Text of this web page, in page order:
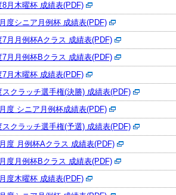
8月木曜杯 成績表(PDF)
度シニア月例杯 成績表(PDF)
7月月例杯Aクラス 成績表(PDF)
7月月例杯Bクラス 成績表(PDF)
7月木曜杯 成績表(PDF)
スクラッチ選手権(決勝) 成績表(PDF)
度 シニア月例杯成績表(PDF)
スクラッチ選手権(予選) 成績表(PDF)
度 月例杯Aクラス 成績表(PDF)
度月例杯Bクラス 成績表(PDF)
度木曜杯 成績表(PDF)